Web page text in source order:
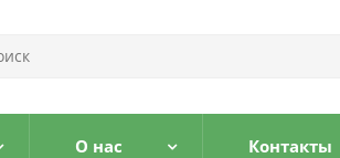
О нас Контакты